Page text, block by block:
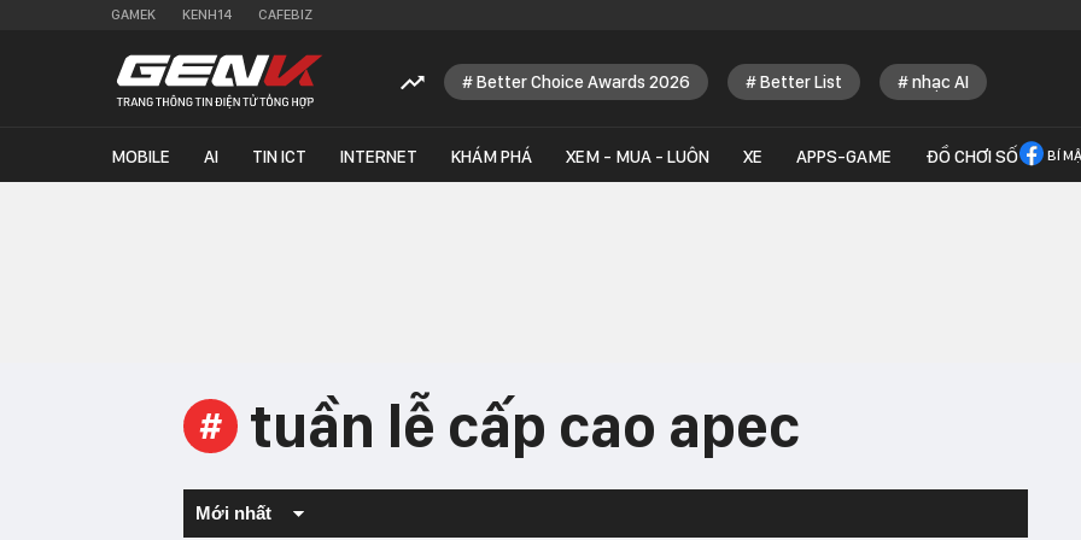
GAMEK KENH14 CAFEBIZ
Better Choice Awards 2026 Better List nhạc AI
MOBILE AI TIN ICT INTERNET KHÁM PHÁ XEM - MUA - LUÔN XE APPS-GAME ĐỒ CHƠI SỐ BÍ
# tuần lễ cấp cao apec
Mới nhất